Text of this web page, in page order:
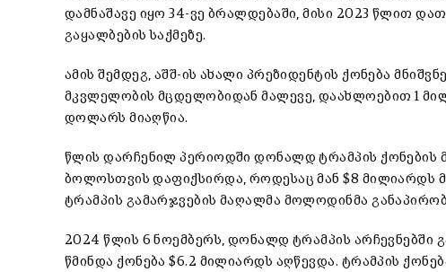
დამნაშავე იყო 34-ვე ბრალდებაში, მისი 2023 წლით
გაყალბების საქმეზე.
ამის შემდეგ, აშშ-ის ახალი პრეზიდენტის ქონება
მკვლელობის მცდელობიდან მალევე, დაახლოებით 1
დოლარს მიაღწია.
წლის დარჩენილ პერიოდში დონალდ ტრამპის ქონების
ბოლოსთვის დაფიქსირდა, როდესაც მან $8 მილიარდს
ტრამპის გამარჯვების მაღალმა მოლოდინმა
2024 წლის 6 ნოემბერს, დონალდ ტრამპის არჩევნებში
წმინდა ქონება $6.2 მილიარდს აღწევდა. ტრამპის